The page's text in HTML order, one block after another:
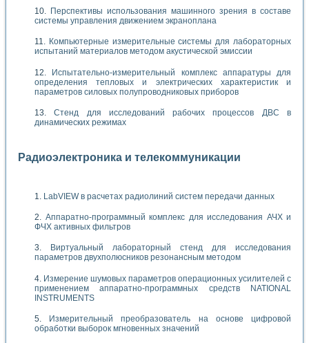
Перспективы использования машинного зрения в составе
системы управления движением экраноплана
Компьютерные измерительные системы для лабораторных
испытаний материалов методом акустической эмиссии
Испытательно-измерительный комплекс аппаратуры для
определения тепловых и электрических характеристик и
параметров силовых полупроводниковых приборов
Стенд для исследований рабочих процессов ДВС в
динамических режимах
Радиоэлектроника и телекоммуникации
LabVIEW в расчетах радиолиний систем передачи данных
Аппаратно-программный комплекс для исследования АЧХ и
ФЧХ активных фильтров
Виртуальный лабораторный стенд для исследования
параметров двухполюсников резонансным методом
Измерение шумовых параметров операционных усилителей с
применением аппаратно-программных средств NATIONAL
INSTRUMENTS
Измерительный преобразователь на основе цифровой
обработки выборок мгновенных значений